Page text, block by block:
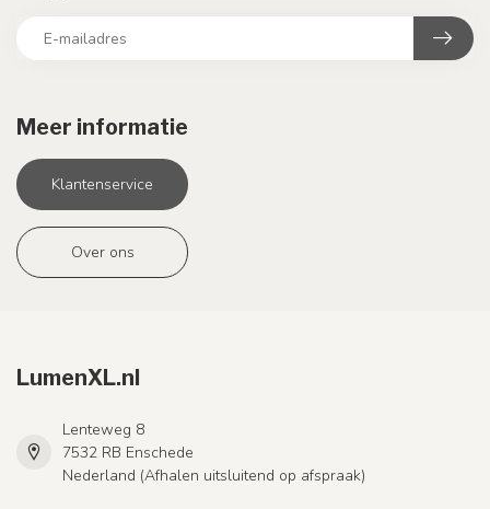
Meer informatie
Klantenservice
Over ons
LumenXL.nl
Lenteweg 8
7532 RB Enschede
Nederland (Afhalen uitsluitend op afspraak)